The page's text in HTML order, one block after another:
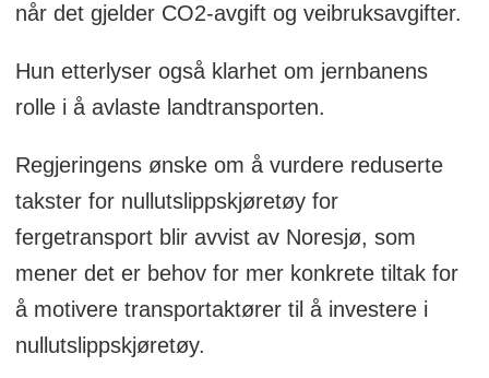
når det gjelder CO2-avgift og veibruksavgifter.
Hun etterlyser også klarhet om jernbanens
rolle i å avlaste landtransporten.
Regjeringens ønske om å vurdere reduserte
takster for nullutslippskjøretøy for
fergetransport blir avvist av Noresjø, som
mener det er behov for mer konkrete tiltak for
å motivere transportaktører til å investere i
nullutslippskjøretøy.